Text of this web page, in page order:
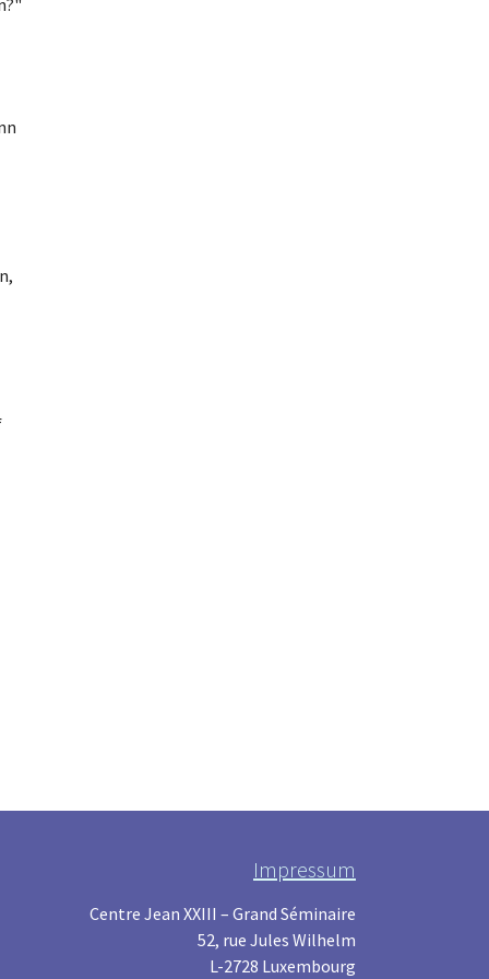
Impressum
Centre Jean XXIII – Grand Séminaire
52, rue Jules Wilhelm
L-2728 Luxembourg